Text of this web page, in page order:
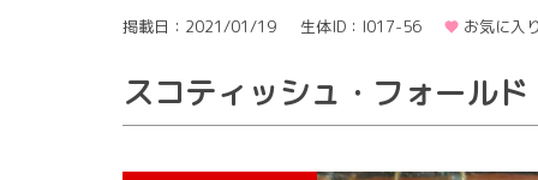
掲載日：2021/01/19 生体ID：I017-56 お気に入
スコティッシュ・フォール